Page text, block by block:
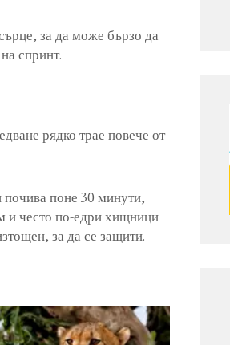
за да може бързо да
спринт.
рядко трае повече от
почива поне 30 минути,
и често по-едри хищници
за да се защити.